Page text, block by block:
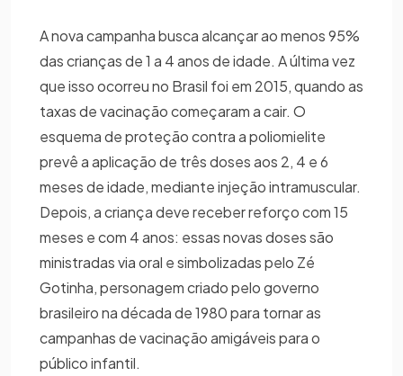
A nova campanha busca alcançar ao menos 95%
das crianças de 1 a 4 anos de idade. A última vez
que isso ocorreu no Brasil foi em 2015, quando as
taxas de vacinação começaram a cair. O
esquema de proteção contra a poliomielite
prevê a aplicação de três doses aos 2, 4 e 6
meses de idade, mediante injeção intramuscular.
Depois, a criança deve receber reforço com 15
meses e com 4 anos: essas novas doses são
ministradas via oral e simbolizadas pelo Zé
Gotinha, personagem criado pelo governo
brasileiro na década de 1980 para tornar as
campanhas de vacinação amigáveis para o
público infantil.